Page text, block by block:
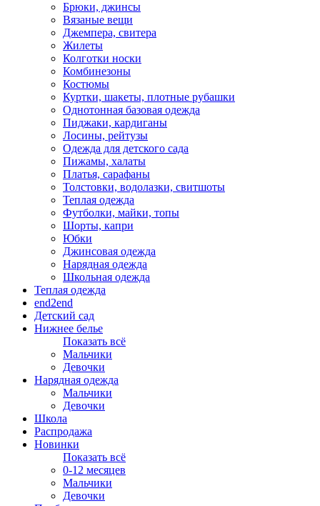
Брюки, джинсы
Вязаные вещи
Джемпера, свитера
Жилеты
Колготки носки
Комбинезоны
Костюмы
Куртки, шакеты, плотные рубашки
Однотонная базовая одежда
Пиджаки, кардиганы
Лосины, рейтузы
Одежда для детского сада
Пижамы, халаты
Платья, сарафаны
Толстовки, водолазки, свитшоты
Теплая одежда
Футболки, майки, топы
Шорты, капри
Юбки
Джинсовая одежда
Нарядная одежда
Школьная одежда
Теплая одежда
end2end
Детский сад
Нижнее белье
Показать всё
Мальчики
Девочки
Нарядная одежда
Мальчики
Девочки
Школа
Распродажа
Новинки
Показать всё
0-12 месяцев
Мальчики
Девочки